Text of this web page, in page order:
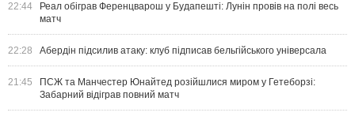
22:44
Реал обіграв Ференцварош у Будапешті: Лунін провів на полі весь
матч
22:28 Абердін підсилив атаку: клуб підписав бельгійського універсала
21:45
ПСЖ та Манчестер Юнайтед розійшлися миром у Гетеборзі:
Забарний відіграв повний матч